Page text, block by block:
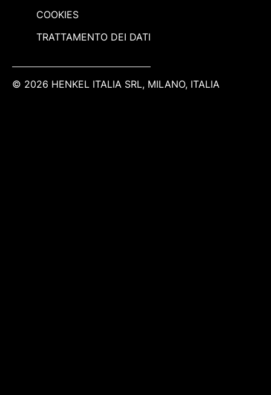
COOKIES
TRATTAMENTO DEI DATI
© 2026 HENKEL ITALIA SRL, MILANO, ITALIA